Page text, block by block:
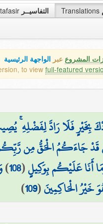
tafasir التفاسيــر Translations
المشروع عبر الواجهة الرئيسية
to view full-featured
بِخَيْرٍ فَلَا رَادَّ لِفَضْلِهِ
قَدْ جَاءَكُمُ الْحَقُّ مِن
أَنَا عَلَيْكُم بِوَكِيلٍ(
108
)
خَيْرُ الْحَاكِمِينَ(
109
)